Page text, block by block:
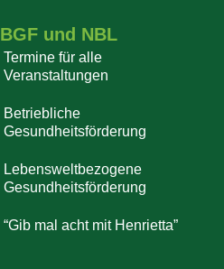
BGF und NBL
Termine für alle
Veranstaltungen
Betriebliche
Gesundheitsförderung
Lebensweltbezogene
Gesundheitsförderung
“Gib mal acht mit Henrietta”